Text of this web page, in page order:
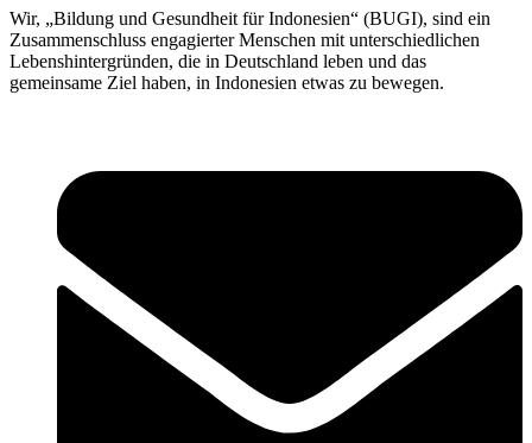
Wir, „Bildung und Gesundheit für Indonesien“ (BUGI), sind ein
Zusammenschluss engagierter Menschen mit unterschiedlichen
Lebenshintergründen, die in Deutschland leben und das
gemeinsame Ziel haben, in Indonesien etwas zu bewegen.